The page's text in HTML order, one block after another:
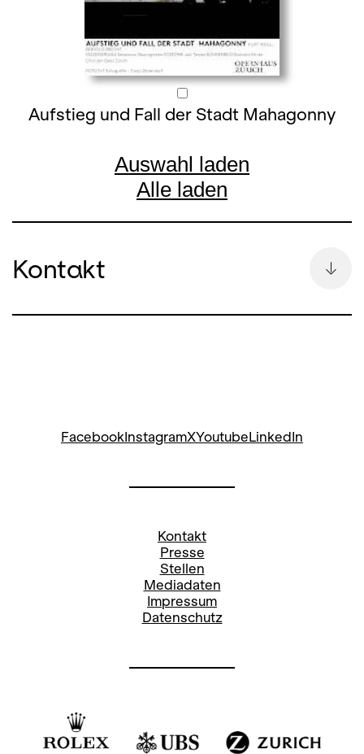
Aufstieg und Fall der Stadt Mahagonny
Auswahl laden
Alle laden
Kontakt
Social Media Oper:
stefanie.paul@opernhaus.ch
FacebookInstagramXYoutubeLinkedIn
Kontakt
Presse
Stellen
Mediadaten
Impressum
Datenschutz